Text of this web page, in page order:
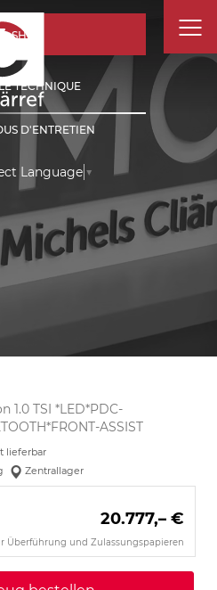
SHOP
TECHNIQUE
D'ENTRETIEN
Language ▼
1.0 TSI *LED*PDC-
ASSIST
lieferbar
Zentrallager
20.777,– €
Überführung und Zulassungspapieren